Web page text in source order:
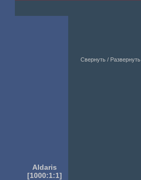
Aldaris
[1000:1:1]
Свернуть / Развернуть